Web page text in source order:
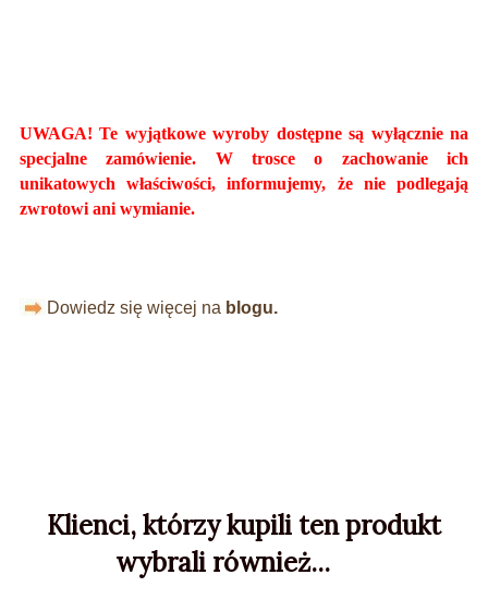
UWAGA! Te wyjątkowe wyroby dostępne są wyłącznie na
specjalne zamówienie. W trosce o zachowanie ich
unikatowych właściwości, informujemy, że nie podlegają
zwrotowi ani wymianie.
Dowiedz się więcej na blogu.
Klienci, którzy kupili ten produkt
wybrali również...